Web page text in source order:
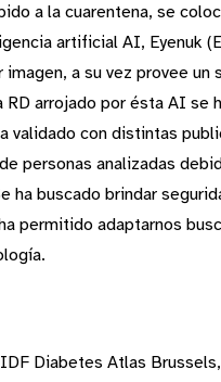
a la cuarentena, se
artificial AI, Eyenuk
a su vez provee
arrojado por ésta AI se
validado con distintas
personas analizadas
ha buscado brindar
permitido adaptarnos
Atlas Brussels,